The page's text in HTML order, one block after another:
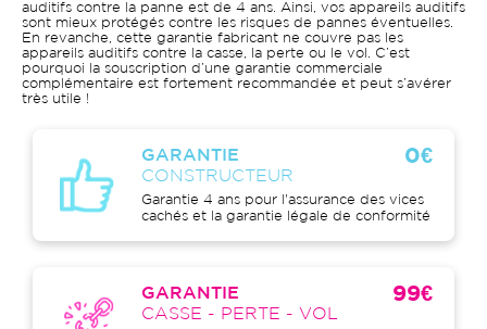
auditifs contre la panne est de 4 ans. Ainsi, vos appareils auditifs
sont mieux protégés contre les risques de pannes éventuelles.
En revanche, cette garantie fabricant ne couvre pas les
appareils auditifs contre la casse, la perte ou le vol. C’est
pourquoi la souscription d’une garantie commerciale
complémentaire est fortement recommandée et peut s’avérer
très utile !
GARANTIE
CONSTRUCTEUR
0€
Garantie 4 ans pour l'assurance des vices
cachés et la garantie légale de conformité
GARANTIE
CASSE - PERTE - VOL
99€